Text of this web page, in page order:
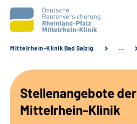
Unsere Angebote
Mittelrhein-Klinik Bad Salzig …
Stellenangebote der
Mittelrhein-Klinik